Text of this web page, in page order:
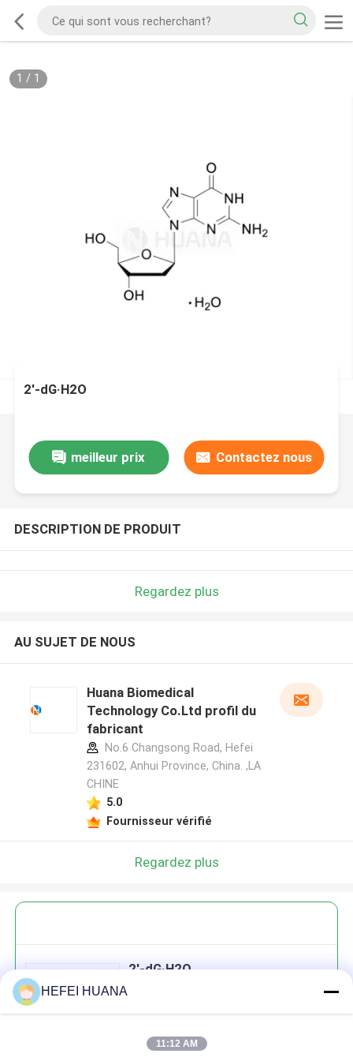
1 / 1
2'-dG·H2O
meilleur prix Contactez nous
DESCRIPTION DE PRODUIT
Regardez plus
AU SUJET DE NOUS
Huana Biomedical
Technology Co.Ltd profil du
fabricant
No.6 Changsong Road, Hefei
231602, Anhui Province, China. ,LA
CHINE
5.0
Fournisseur vérifié
Regardez plus
2'-dG·H2O
HEFEI HUANA
11:12 AM